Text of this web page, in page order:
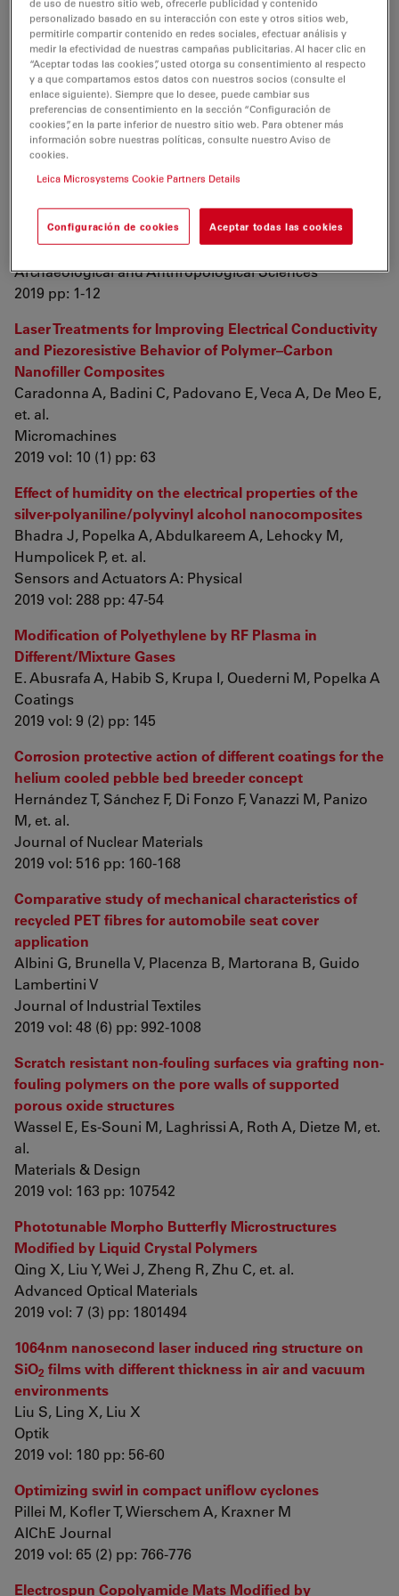
2019 vol: 64 (3) pp: 397-409
Investigation of the Relationship Between
Microstructural Features and Strain Localization in
Polycrystalline 316 L
Bodelot L
Experimental Mechanics
2019 vol: 59 (5) pp: 691-702
Back to the edge: relative coordinate system for use-
wear analysis
Calandra I, Schunk L, Rodriguez A, Gneisinger W,
Pedergnana A, et. al.
Archaeological and Anthropological Sciences
2019 pp: 1-12
Laser Treatments for Improving Electrical Conductivity
and Piezoresistive Behavior of Polymer–Carbon
Nanofiller Composites
Caradonna A, Badini C, Padovano E, Veca A, De Meo E,
et. al.
Micromachines
2019 vol: 10 (1) pp: 63
Effect of humidity on the electrical properties of the
silver-polyaniline/polyvinyl alcohol nanocomposites
Bhadra J, Popelka A, Abdulkareem A, Lehocky M,
Humpolicek P, et. al.
Sensors and Actuators A: Physical
2019 vol: 288 pp: 47-54
Modification of Polyethylene by RF Plasma in
Different/Mixture Gases
E. Abusrafa A, Habib S, Krupa I, Ouederni M, Popelka A
Coatings
2019 vol: 9 (2) pp: 145
Corrosion protective action of different coatings for the
helium cooled pebble bed breeder concept
Hernández T, Sánchez F, Di Fonzo F, Vanazzi M, Panizo
M, et. al.
Journal of Nuclear Materials
2019 vol: 516 pp: 160-168
Comparative study of mechanical characteristics of
recycled PET fibres for automobile seat cover
application
Albini G, Brunella V, Placenza B, Martorana B, Guido
Lambertini V
Journal of Industrial Textiles
2019 vol: 48 (6) pp: 992-1008
Scratch resistant non-fouling surfaces via grafting non-
fouling polymers on the pore walls of supported
porous oxide structures
Wassel E, Es-Souni M, Laghrissi A, Roth A, Dietze M, et.
al.
Materials & Design
2019 vol: 163 pp: 107542
Phototunable Morpho Butterfly Microstructures
Modified by Liquid Crystal Polymers
Qing X, Liu Y, Wei J, Zheng R, Zhu C, et. al.
Advanced Optical Materials
2019 vol: 7 (3) pp: 1801494
1064nm nanosecond laser induced ring structure on
SiO2 films with different thickness in air and vacuum
environments
Liu S, Ling X, Liu X
Optik
2019 vol: 180 pp: 56-60
Optimizing swirl in compact uniflow cyclones
Pillei M, Kofler T, Wierschem A, Kraxner M
AIChE Journal
2019 vol: 65 (2) pp: 766-776
Electrospun Copolyamide Mats Modified by
personalizado basado en su interacción con este y otros sitios web,
permitirle compartir contenido en redes sociales, efectuar análisis y
medir la efectividad de nuestras campañas publicitarias. Al hacer clic en
“Aceptar todas las cookies”, usted otorga su consentimiento al respecto
y a que compartamos estos datos con nuestros socios (consulte el
enlace siguiente). Siempre que lo desee, puede cambiar sus
preferencias de consentimiento en la sección “Configuración de
cookies”, en la parte inferior de nuestro sitio web. Para obtener más
información sobre nuestras políticas, consulte nuestro Aviso de
cookies.
Leica Microsystems Cookie Partners Details
Configuración de cookies Aceptar todas las cookies